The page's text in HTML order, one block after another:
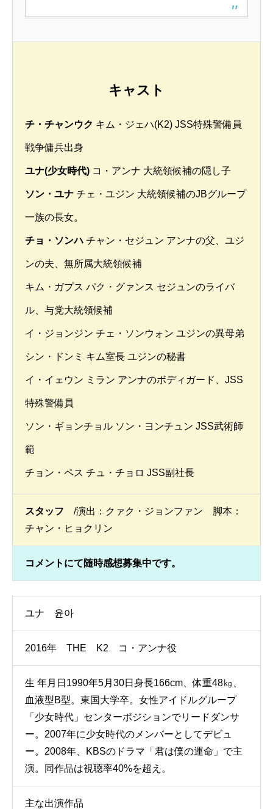
キャスト
チ・チャンウク キム・ジェハ(K2) JSS特殊警備員
戦争傭兵出身
ユナ(少女時代) コ・アンナ 大統領候補の隠し子
ソン・ユナ チェ・ユジン 大統領候補のJBグループ
一族の長女。
チョ・ソンハ チャン・セジュン アンナの父、ユジ
ンの夫、無所属大統領候補
キム・ガプス パク・グァンス セジュンのライバ
ル、与党大統領候補
イ・ジョンジン チェ・ソンウォン ユジンの異母弟
シン・ドンミ キム室長 ユジンの秘書
イ・イェウン ミラン アンナのボディガード、JSS
特殊警備員
ソン・ギョンチョル ソン・ヨンチュン JSS武術師
範
チョン・ペス チュ・チョロ JSS副社長
スタッフ /演出：クァク・ジョンファン 脚本：
チャン・ヒョクリン
コメントにて随時感想募集中です。
ユナ 윤아
2016年 THE K2 コ・アンナ役
生 年月日1990年5月30日身長166cm、体重48㎏、
血液型B型。東国大学卒。女性アイドルグループ
「少女時代」センターポジションでリードダンサ
ー。2007年に少女時代のメンバーとしてデビュ
ー。2008年、KBSのドラマ「君は僕の運命」で主
演。同作品は視聴率40%を超え。
主な出演作品